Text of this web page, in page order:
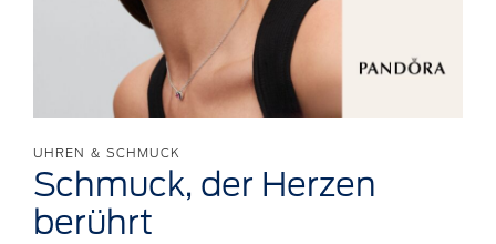
UHREN & SCHMUCK
Schmuck, der Herzen
berührt